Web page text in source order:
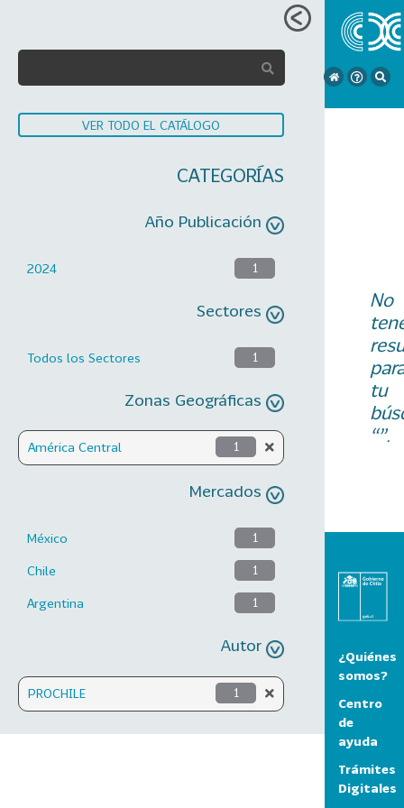
VER TODO EL CATÁLOGO
CATEGORÍAS
Año Publicación
2024 1
Sectores
Todos los Sectores 1
Zonas Geográficas
América Central 1
Mercados
México 1
Chile 1
Argentina 1
Autor
PROCHILE 1
No
tu
“”.
¿Quiénes
somos?
Centro
de
ayuda
Trámites
Digitales